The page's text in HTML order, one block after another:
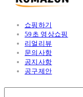
쇼핑하기
59초 영상쇼핑
리얼리뷰
문의사항
공지사항
공구제안